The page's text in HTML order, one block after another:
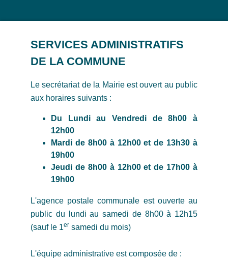
SERVICES ADMINISTRATIFS
DE LA COMMUNE
Le secrétariat de la Mairie est ouvert au public
aux horaires suivants :
Du Lundi au Vendredi de 8h00 à
12h00
Mardi de 8h00 à 12h00 et de 13h30 à
19h00
Jeudi de 8h00 à 12h00 et de 17h00 à
19h00
L'agence postale communale est ouverte au
public du lundi au samedi de 8h00 à 12h15
(sauf le 1er samedi du mois)
L'équipe administrative est composée de :